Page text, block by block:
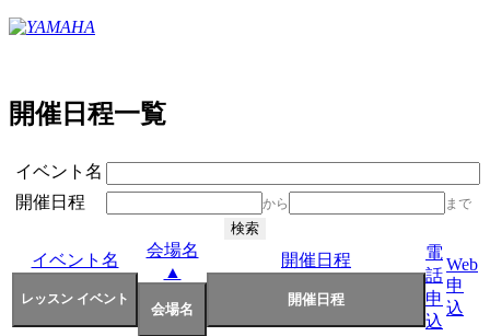
開催日程一覧
イベント名
開催日程
から まで
イベント名
会場名
▲
開催日程
電
話
申
込
Web
申
込